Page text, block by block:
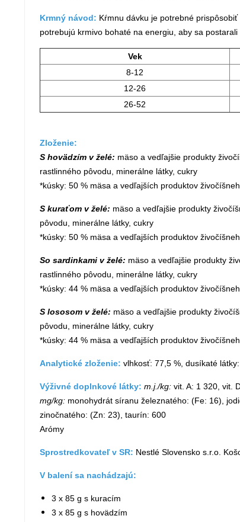
Krmný návod: Kŕmnu dávku je potrebné
potrebujú krmivo bohaté na energiu, aby sa
Vek
8-12
12-26
26-52
Zloženie:
S hovädzím v želé: mäso a vedľajšie produkty
rastlinného pôvodu, minerálne látky, cukry
*kúsky: 50 % mäsa a vedľajších produktov
S kuraťom v želé: mäso a vedľajšie produkty
pôvodu, minerálne látky, cukry
*kúsky: 50 % mäsa a vedľajších produktov
So sardinkami v želé: mäso a vedľajšie produkty
rastlinného pôvodu, minerálne látky, cukry
*kúsky: 44 % mäsa a vedľajších produktov
S lososom v želé: mäso a vedľajšie produkty
pôvodu, minerálne látky, cukry
*kúsky: 44 % mäsa a vedľajších produktov
Analytické zloženie: vlhkosť: 77,5 %, dusíkaté
Výživné doplnkové látky: m.j./kg: vit. A: 1 320, vit.
mg/kg: monohydrát síranu železnatého: (Fe: 16),
zinočnatého: (Zn: 23), taurín: 600
Arómy
Sprostredkovateľ v SR: Nestlé Slovensko s.r.o.
V balení sa nachádzajú:
3 x 85 g s kuracím
3 x 85 g s hovädzím